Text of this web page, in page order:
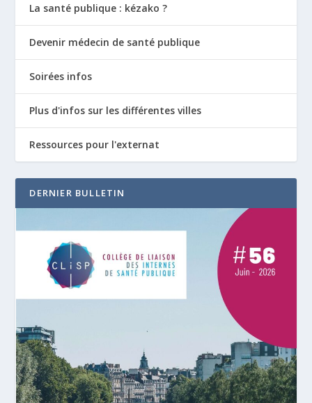
La santé publique : kézako ?
Devenir médecin de santé publique
Soirées infos
Plus d'infos sur les différentes villes
Ressources pour l'externat
DERNIER BULLETIN